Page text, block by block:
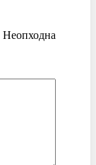
Неопходна